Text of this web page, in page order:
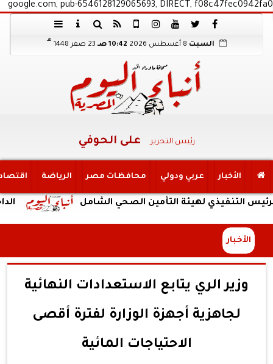
google.com, pub-6546128129065693, DIRECT, f08c47fec0942fa0
السبت 10:42 صـ 23 صفر 1448
هـ
رئيس التحرير على الحوفي
الأخبار عربي ودولي محافظات مصر الرياضة
الداخلية: لهيئة التأمين الصحي الشامل
الأخبار
وزير الري يتابع الاستعدادات النهائية
لجاهزية أجهزة الوزارة لفترة أقصى
الاحتياجات المائية